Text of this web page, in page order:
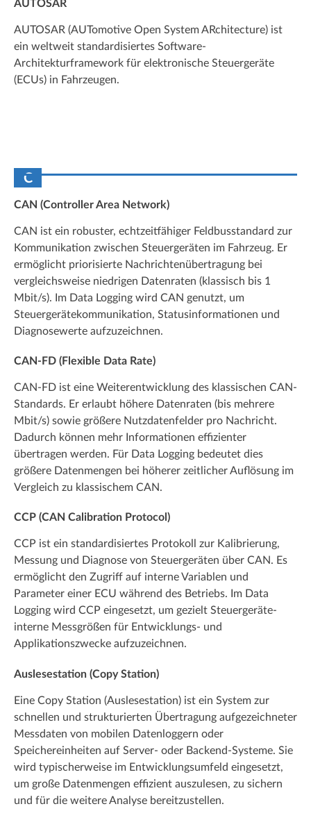
AUTOSAR
AUTOSAR (AUTomotive Open System ARchitecture) ist
ein weltweit standardisiertes Software-
Architekturframework für elektronische Steuergeräte
(ECUs) in Fahrzeugen.
C
CAN (Controller Area Network)
CAN ist ein robuster, echtzeitfähiger Feldbusstandard zur
Kommunikation zwischen Steuergeräten im Fahrzeug. Er
ermöglicht priorisierte Nachrichtenübertragung bei
vergleichsweise niedrigen Datenraten (klassisch bis 1
Mbit/s). Im Data Logging wird CAN genutzt, um
Steuergerätekommunikation, Statusinformationen und
Diagnosewerte aufzuzeichnen.
CAN-FD (Flexible Data Rate)
CAN-FD ist eine Weiterentwicklung des klassischen CAN-
Standards. Er erlaubt höhere Datenraten (bis mehrere
Mbit/s) sowie größere Nutzdatenfelder pro Nachricht.
Dadurch können mehr Informationen effizienter
übertragen werden. Für Data Logging bedeutet dies
größere Datenmengen bei höherer zeitlicher Auflösung im
Vergleich zu klassischem CAN.
CCP (CAN Calibration Protocol)
CCP ist ein standardisiertes Protokoll zur Kalibrierung,
Messung und Diagnose von Steuergeräten über CAN. Es
ermöglicht den Zugriff auf interne Variablen und
Parameter einer ECU während des Betriebs. Im Data
Logging wird CCP eingesetzt, um gezielt Steuergeräte-
interne Messgrößen für Entwicklungs- und
Applikationszwecke aufzuzeichnen.
Auslesestation (Copy Station)
Eine Copy Station (Auslesestation) ist ein System zur
schnellen und strukturierten Übertragung aufgezeichneter
Messdaten von mobilen Datenloggern oder
Speichereinheiten auf Server- oder Backend-Systeme. Sie
wird typischerweise im Entwicklungsumfeld eingesetzt,
um große Datenmengen effizient auszulesen, zu sichern
und für die weitere Analyse bereitzustellen.